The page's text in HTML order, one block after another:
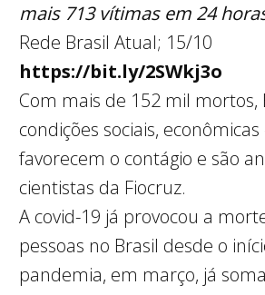
mais 713 vítimas em 24
Rede Brasil Atual; 15/10
https://bit.ly/2SWkj3o
Com mais de 152 mil
condições sociais,
favorecem o contágio e são
cientistas da Fiocruz.
A covid-19 já provocou a
pessoas no Brasil desde o
pandemia, em março, já